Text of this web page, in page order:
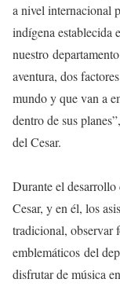
a nivel internacional
indígena establecida
nuestro
aventura, dos
mundo y que van a
dentro de sus
del Cesar.
Durante el
Cesar, y en él, los
tradicional, observar
emblemáticos del
disfrutar de música